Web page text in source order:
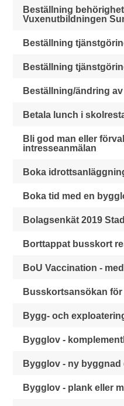
Beställning
Vuxenutbildningen
Beställning
Beställning
Beställning/ändring
Betala lunch i
Bli god man eller
intresseanmälan
Boka
Boka tid med en
Bolagsenkät 2019
Borttappat busskort
BoU Vaccination -
Busskortsansökan
Bygg- och
Bygglov -
Bygglov - ny
Bygglov - plank eller